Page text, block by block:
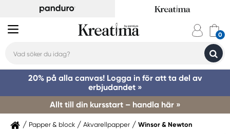
20% på alla canvas! Logga in för att ta del av
erbjudandet »
Allt till din kursstart – handla här »
Papper & block Akvarellpapper Winsor & Newton